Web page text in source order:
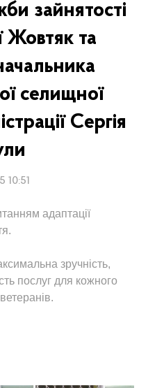
зайнятості
Жовтяк та
селищної
Сергія
10:51
адаптації
зручність,
послуг для кожного